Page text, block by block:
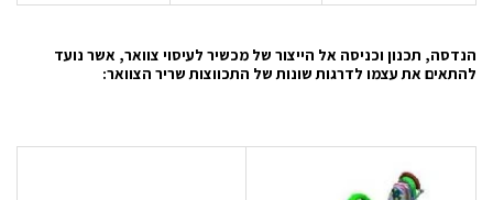
הנדסה, תכנון וכניסה אל הייצור של מכשיר לעיסוי צוואר, אשר נועד
להתאים את עצמו לדרגות שונות של התכווצות שריר הצוואר: